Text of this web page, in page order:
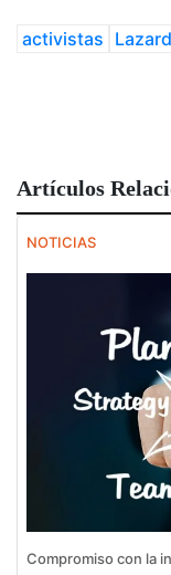
activistas Lazard
Artículos
NOTICIAS
Compromiso con la